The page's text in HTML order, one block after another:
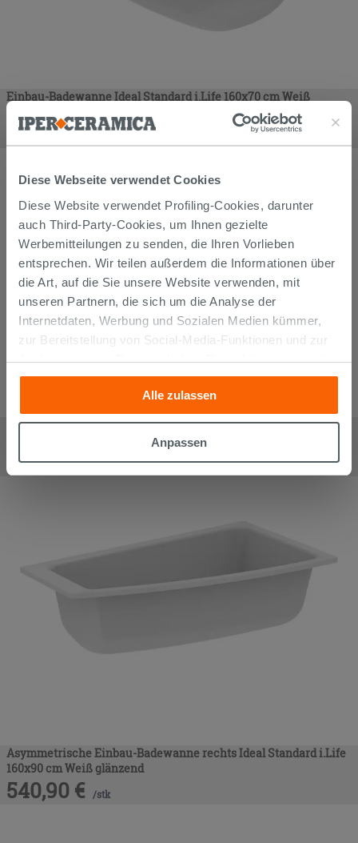
Diese Webseite verwendet Cookies
Diese Website verwendet Profiling-Cookies, darunter
auch Third-Party-Cookies, um Ihnen gezielte
Werbemitteilungen zu senden, die Ihren Vorlieben
entsprechen. Wir teilen außerdem die Informationen über
die Art, auf die Sie unsere Website verwenden, mit
unseren Partnern, die sich um die Analyse der
Internetdaten, Werbung und Sozialen Medien kümmer,
zur Bereitstellung von Social-Media-Funktionen und zur
Analyse unseres Datenverkehrs. Diese könnten sie mit
anderen Informationen, die Sie ihnen geliefert haben oder
die sie aufgrund Ihrer Verwendung ihrer Dienste
gesammelt haben, kombinieren. Falls Sie mehr wissen
möchten oder Ihre Zustimmung zu allen oder einigen
Zustimmung kann durch Klicken auf die Schaltfläche
nach der Installation der technischen Cookies fortsetzen.
Alle zulassen
Anpassen
Einbau-Badewanne Ideal Standard i.Life 160x70 cm Weiß
glänzend
355,90€
Einbau-Badewanne Ideal Standard i.Life Duo 190x90 cm Weiß
524,90€ /stk
Asymmetrische Einbau-Badewanne rechts Ideal Standard i.Life
160x90 cm Weiß glänzend
540,90 € /stk